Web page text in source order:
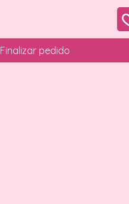
Finalizar pedido